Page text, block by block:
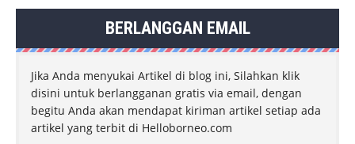
BERLANGGAN EMAIL
Jika Anda menyukai Artikel di blog ini, Silahkan klik
disini untuk berlangganan gratis via email, dengan
begitu Anda akan mendapat kiriman artikel setiap ada
artikel yang terbit di Helloborneo.com